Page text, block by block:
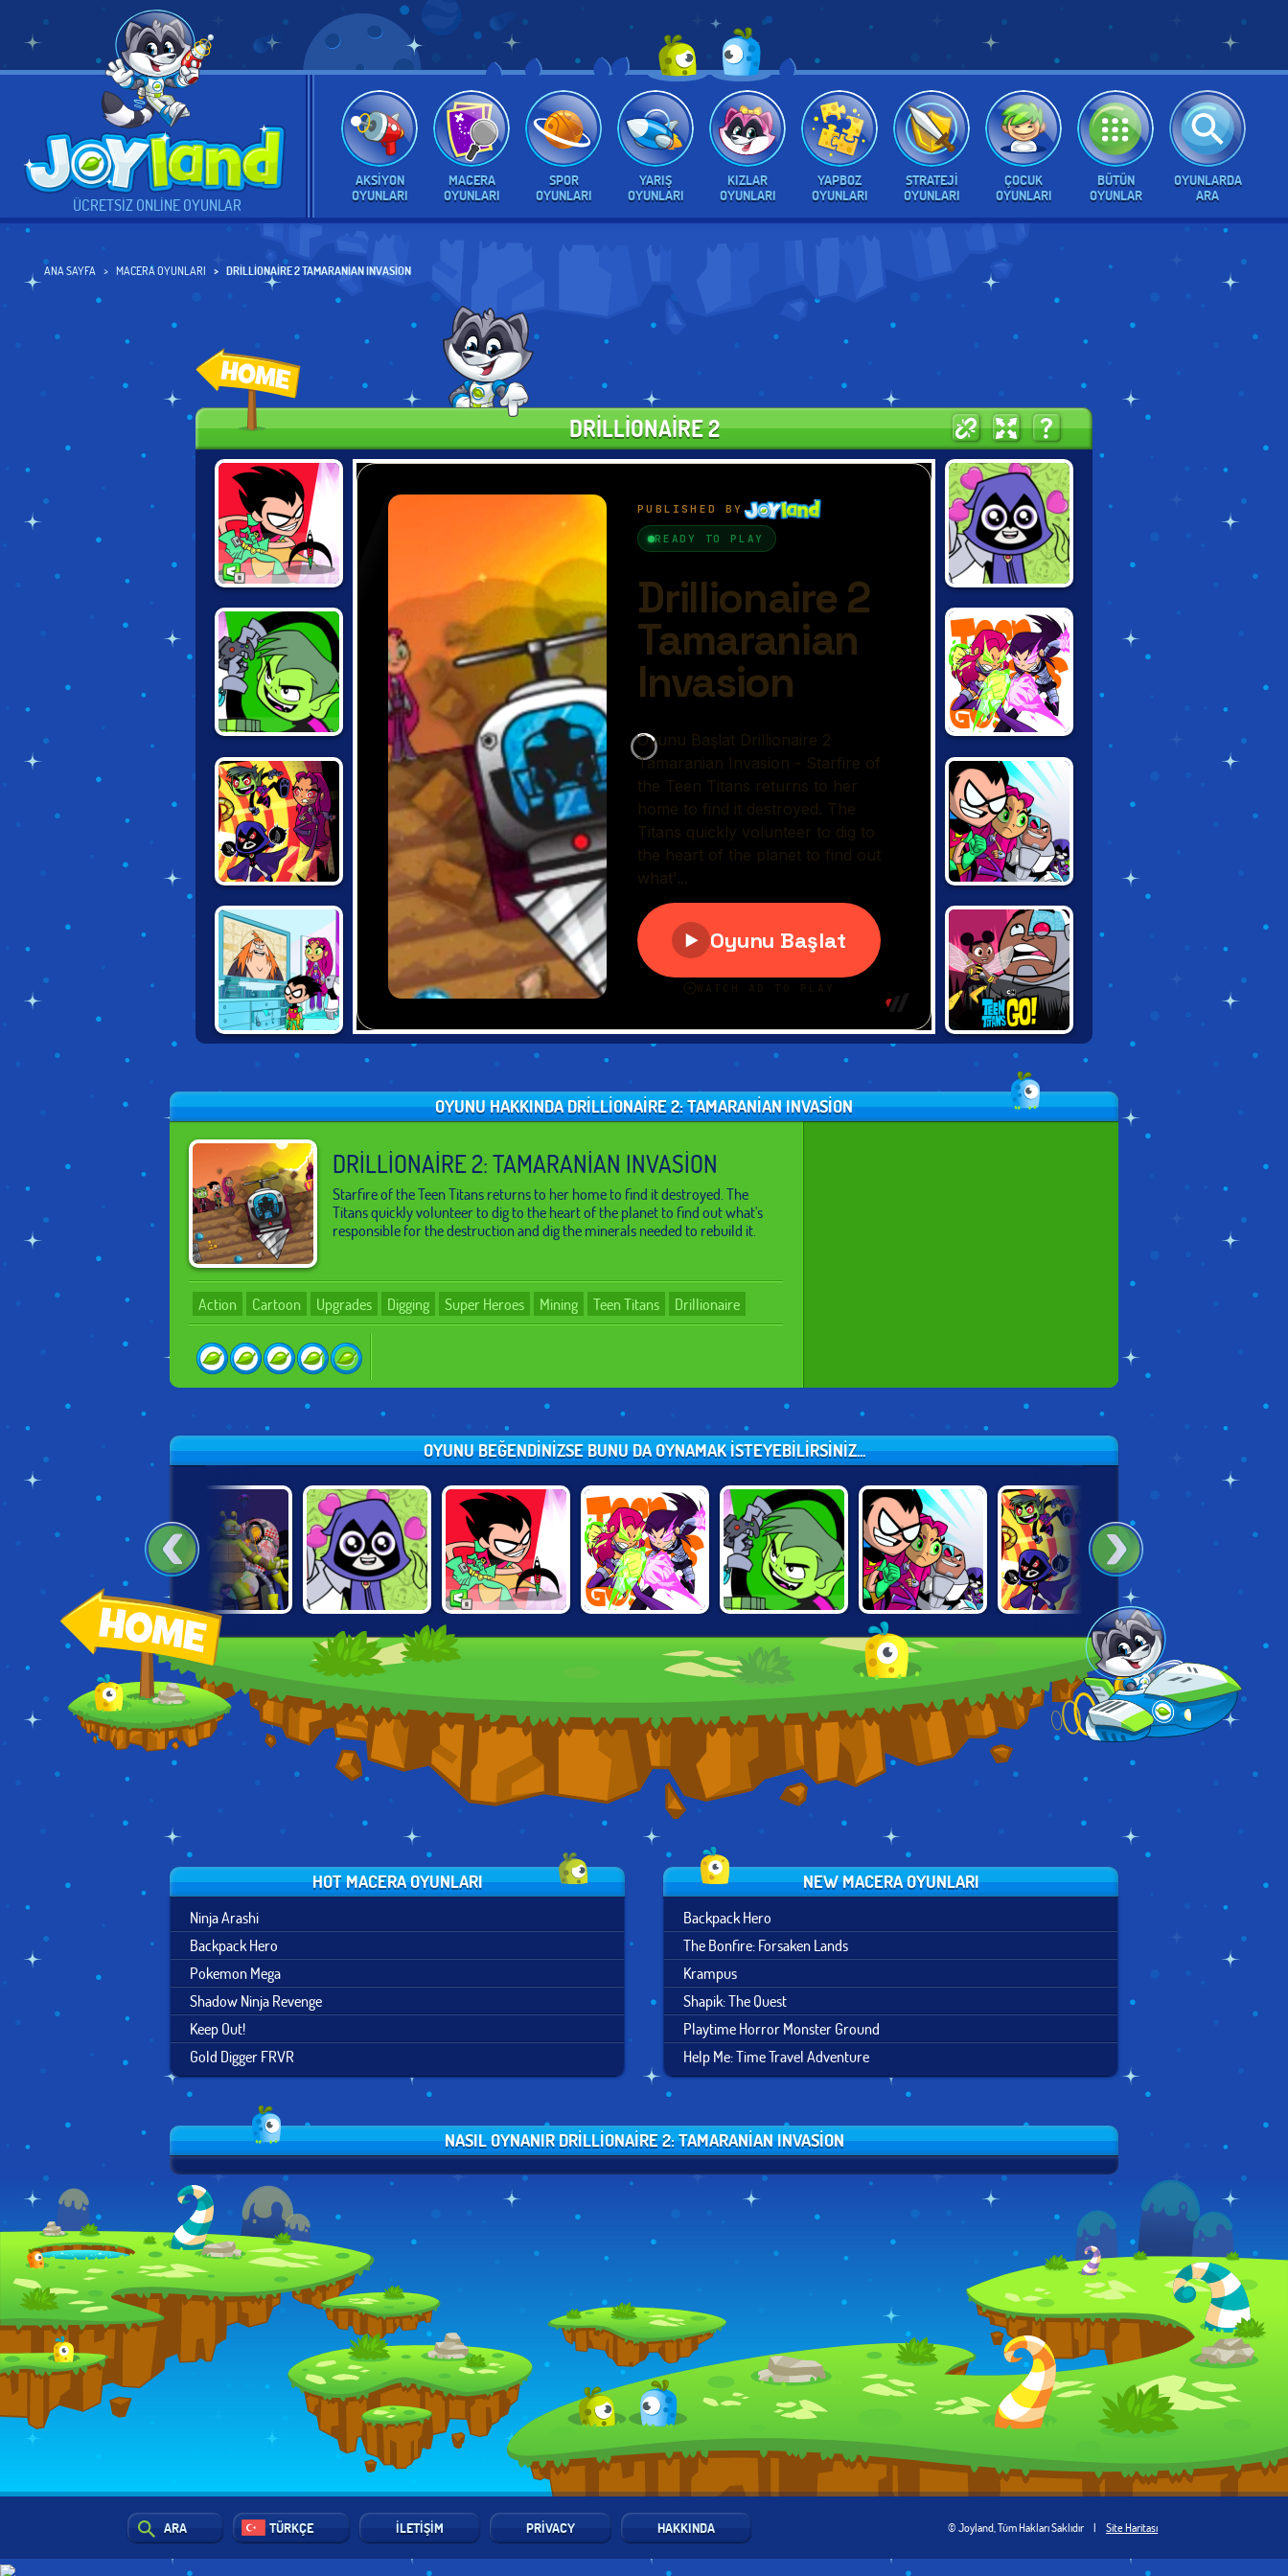
ÜCRETSIZ ONLINE OYUNLAR
AKSIYON
OYUNLARI
MACERA
OYUNLARI
SPOR
OYUNLARI
YARIŞ
OYUNLARI
KIZLAR
OYUNLARI
YAPBOZ
OYUNLARI
STRATEJI
OYUNLARI
ÇOCUK
OYUNLARI
BÜTÜN
OYUNLAR
OYUNLARDA
ARA
ANA SAYFA MACERA OYUNLARI DRILLIONAIRE 2 TAMARANIAN INVASION
DRILLIONAIRE 2
JUMP JOUSTS
JUMP JOUSTS 2
RESCUE
TEEN TITANS IN
TITANIC
HEARBREAK
STELLAR
SHOWDOWN
SLASH OF
JUSTICE
TEEN TITANS:
RUMBLE BEE
OYUNU HAKKINDA DRILLIONAIRE 2: TAMARANIAN INVASION
DRILLIONAIRE 2: TAMARANIAN INVASION
Starfire of the Teen Titans returns to her home to find it destroyed. The
Titans quickly volunteer to dig to the heart of the planet to find out what's
responsible for the destruction and dig the minerals needed to rebuild it.
Action Cartoon Upgrades Digging Super Heroes Mining Teen Titans Drillionaire
OYUNU BEĞENDINIZSE BUNU DA OYNAMAK ISTEYEBILIRSINIZ...
BATMAN: STREET
FORCE
TMNT:
TURFLYTLE
QUEST 3D
TEEN TITANS:
TITANIC
HEARBREAK
STELLAR
SHOWDOWN
JUMP JOUSTS 2
TEEN TITANS:
SLASH OF
JUSTICE
TEEN TITANS
RESCUE
TEEN TITANS:
RUMBLE BEE
HOT MACERA OYUNLARI
Ninja Arashi
Backpack Hero
Pokemon Mega
Shadow Ninja Revenge
Keep Out!
Gold Digger FRVR
NEW MACERA OYUNLARI
Backpack Hero
The Bonfire: Forsaken Lands
Krampus
Shapik: The Quest
Playtime Horror Monster Ground
Help Me: Time Travel Adventure
NASIL OYNANIR DRILLIONAIRE 2: TAMARANIAN INVASION
ARA TÜRKÇE İLETIŞIM PRIVACY HAKKINDA © Joyland, Tüm Hakları Saklıdır | Site Haritası